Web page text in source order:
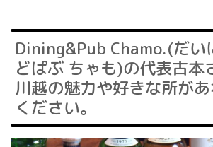
Dining&Pub Chamo.(だい
どぱぶ ちゃも)の代表古本
川越の魅力や好きな所が
ください。